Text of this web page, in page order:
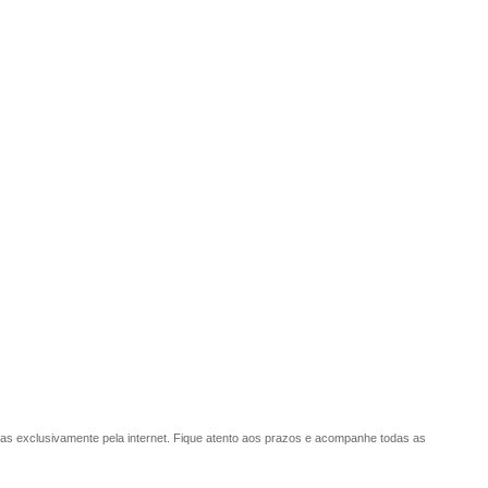
exclusivamente pela internet. Fique atento aos prazos e acompanhe todas as